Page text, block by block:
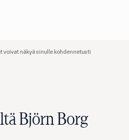
voivat näkyä sinulle kohdennetusti
Björn Borg